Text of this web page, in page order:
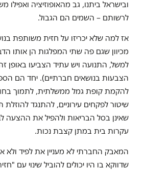
ובישראל ביתנו, גב מהאופוזיציה ואפילו
לרשותם – השמים הם הגבול.
אז למה שלא יכריזו על חזית משותפת
מכיוון שגם פה שתי המפלגות הן אותו
הצבעות בנושאים חברתיים). יחד הם
להקמת קופת גמל ממשלתית, לתמוך
שיטור לפקחים עירוניים, להתנגד להוזלת
שאינן בסל הבריאות ולהפיל את ההצעה
עקרות בית במתן קצבת נכות.
המאבק החברתי לא מעניין את לפיד ולא
שדווקא בו היו יכולים להוביל שינוי עם